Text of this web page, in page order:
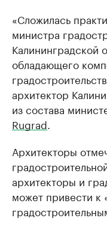
«Сложилась
министра
Калининградской
обладающего
архитектор
из состава
Rugrad
Архитекторы
архитекторы и
может привести к